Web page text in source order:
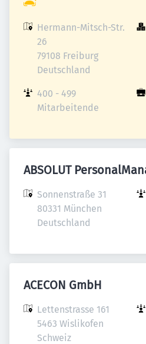
Hermann-Mitsch-Str.
26
79108 Freiburg
Deutschland
400 - 499
Mitarbeitende
ABSOLUT
Sonnenstraße 31
80331 München
Deutschland
ACECON GmbH
Lettenstrasse 161
5463 Wislikofen
Schweiz